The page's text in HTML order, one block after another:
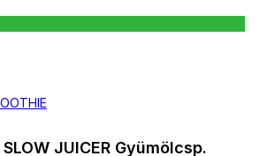
JUICER Gyümölcsp.